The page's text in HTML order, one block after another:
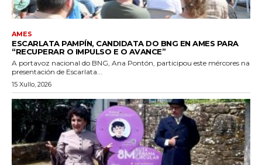
AMES
ESCARLATA PAMPÍN, CANDIDATA DO BNG EN AMES PARA
“RECUPERAR O IMPULSO E O AVANCE”
A portavoz nacional do BNG, Ana Pontón, participou este mércores na
presentación de Escarlata...
15 Xullo, 2026